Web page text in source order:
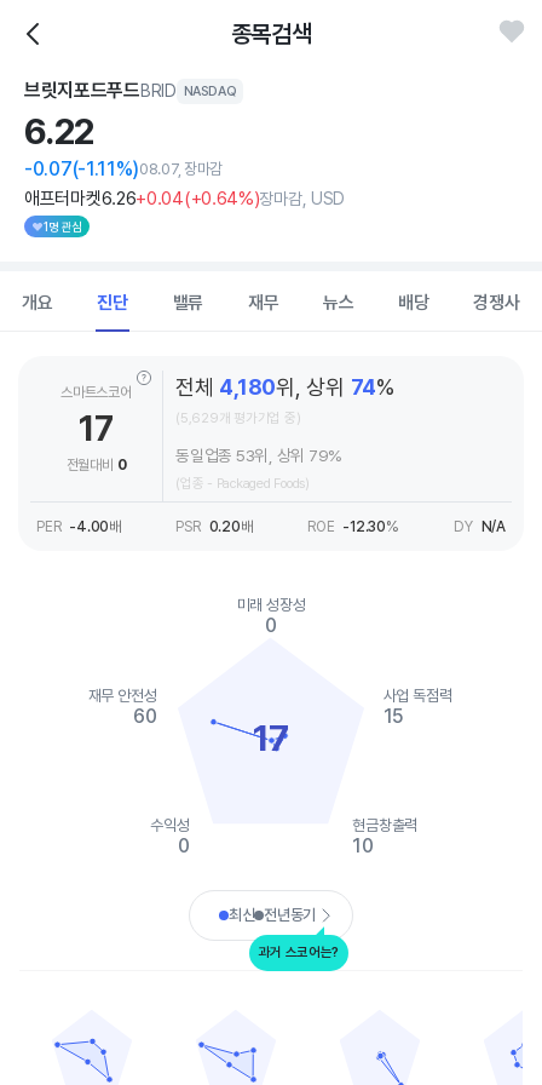
종목검색
브릿지포드푸드BRID NASDAQ
6.22
-0.07(-1.11%)08.07, 장마감
애프터마켓6.26+0.04(+0.64%)장마감, USD
1명 관심
개요 진단 밸류 재무 뉴스 배당 경쟁사
스마트스코어
17
전월대비 0
전체 4,180위, 상위 74%
(5,629개 평가기업 중)
동일업종 53위, 상위 79%
(업종 - Packaged Foods)
PER -4.00배 PSR 0.20배 ROE -12.30% DY N/A
17
미래 성장성
0
사업 독점력
15
현금창출력
10
수익성
0
재무 안전성
60
End of interactive chart.
최신 전년동기
과거 스코어는?
The chart has 1 X axis displaying categories.
The chart has 1 Y axis displaying values. Data ranges from 20
The chart has 1 Y axis displaying values.
J.M. 스머커
The chart has 1 Y axis
The